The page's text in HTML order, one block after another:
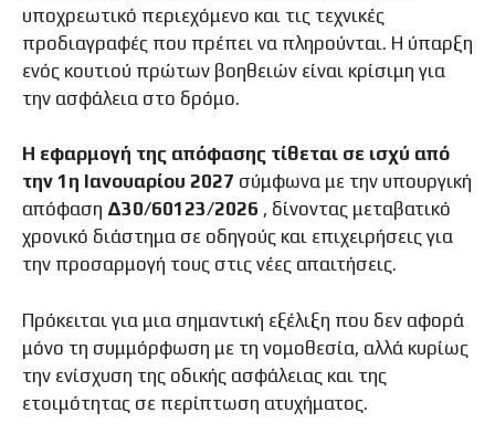
υποχρεωτικό περιεχόμενο και τις τεχνικές
προδιαγραφές που πρέπει να πληρούνται. Η ύπαρξη
ενός κουτιού πρώτων βοηθειών είναι κρίσιμη για
την ασφάλεια στο δρόμο.
Η εφαρμογή της απόφασης τίθεται σε ισχύ από
την 1η Ιανουαρίου 2027 σύμφωνα με την υπουργική
απόφαση Δ30/60123/2026 , δίνοντας μεταβατικό
χρονικό διάστημα σε οδηγούς και επιχειρήσεις για
την προσαρμογή τους στις νέες απαιτήσεις.
Πρόκειται για μια σημαντική εξέλιξη που δεν αφορά
μόνο τη συμμόρφωση με τη νομοθεσία, αλλά κυρίως
την ενίσχυση της οδικής ασφάλειας και της
ετοιμότητας σε περίπτωση ατυχήματος.